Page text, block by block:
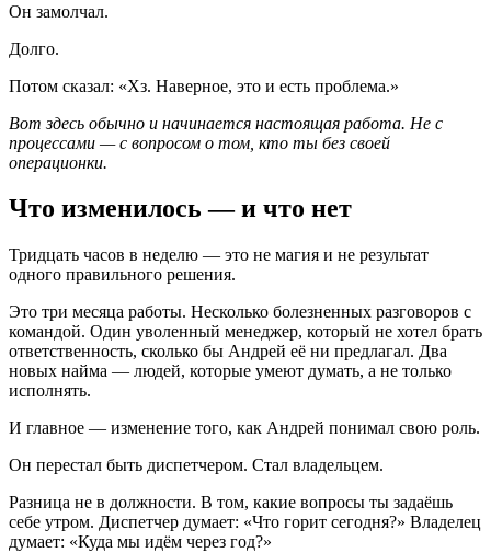
Он замолчал.
Долго.
Потом сказал: «Хз. Наверное, это и есть проблема.»
Вот здесь обычно и начинается настоящая работа. Не с
процессами — с вопросом о том, кто ты без своей
операционки.
Что изменилось — и что нет
Тридцать часов в неделю — это не магия и не результат
одного правильного решения.
Это три месяца работы. Несколько болезненных разговоров с
командой. Один уволенный менеджер, который не хотел брать
ответственность, сколько бы Андрей её ни предлагал. Два
новых найма — людей, которые умеют думать, а не только
исполнять.
И главное — изменение того, как Андрей понимал свою роль.
Он перестал быть диспетчером. Стал владельцем.
Разница не в должности. В том, какие вопросы ты задаёшь
себе утром. Диспетчер думает: «Что горит сегодня?» Владелец
думает: «Куда мы идём через год?»